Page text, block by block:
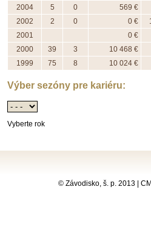
2004
5 0
569 €
2002
2 0 0 €
2001
0 €
2000
39 3
10 468 €
1999
75 8 10 024 €
Výber sezóny pre kariéru:
Vyberte rok
© Závodisko, š. p. 2013 |